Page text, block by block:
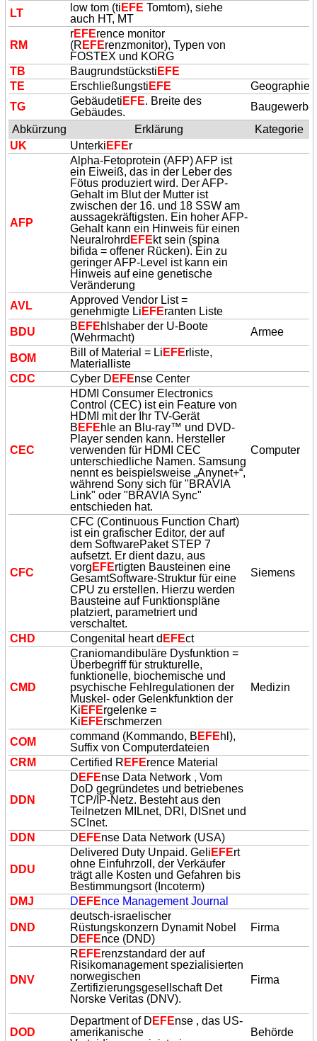
LT
low tom (ti EFE Tomtom), siehe
auch HT, MT
RM
rEFErence monitor
(R EFErenzmonitor), Typen von
FOSTEX und KORG
TB
Baugrundstücksti EFE
TE
Erschließungsti EFE
Geographie
TG
Gebäudeti EFE. Breite des
Gebäudes.
Baugewerbe
Abkürzung
Erklärung
Kategorie
UK
Unterki EFEr
AFP
Alpha-Fetoprotein (AFP) AFP ist
ein Eiweiß, das in der Leber des
Fötus produziert wird. Der AFP-
Gehalt im Blut der Mutter ist
zwischen der 16. und 18 SSW am
aussagekräftigsten. Ein hoher AFP-
Gehalt kann ein Hinweis für einen
Neuralrohrd EFEkt sein (spina
bifida = offener Rücken). Ein zu
geringer AFP-Level ist kann ein
Hinweis auf eine genetische
Veränderung
AVL
Approved Vendor List =
genehmigte Li EFEranten Liste
BDU
B EFEhlshaber der U-Boote
(Wehrmacht)
Armee
BOM Bill of Material = Li EFErliste,
Materialliste
CDC
Cyber D EFEnse Center
CEC
HDMI Consumer Electronics
Control (CEC) ist ein Feature von
HDMI mit der Ihr TV-Gerät
B EFEhle an Blu-ray™ und DVD-
Player senden kann. Hersteller
verwenden für HDMI CEC
unterschiedliche Namen. Samsung
nennt es beispielsweise „Anynet+“,
während Sony sich für "BRAVIA
Link" oder "BRAVIA Sync"
entschieden hat.
Computer
CFC
CFC (Continuous Function Chart)
ist ein grafischer Editor, der auf
dem SoftwarePaket STEP 7
aufsetzt. Er dient dazu, aus
vorg EFErtigten Bausteinen eine
GesamtSoftware-Struktur für eine
CPU zu erstellen. Hierzu werden
Bausteine auf Funktionspläne
platziert, parametriert und
verschaltet.
Siemens
CHD Congenital heart d EFEct
CMD
Craniomandibuläre Dysfunktion =
Überbegriff für strukturelle,
funktionelle, biochemische und
psychische Fehlregulationen der
Muskel- oder Gelenkfunktion der
Ki EFErgelenke =
Ki EFErschmerzen
Medizin
COM command (Kommando, B EFEhl),
Suffix von Computerdateien
CRM
Certified R EFErence Material
DDN
D EFEnse Data Network , Vom
DoD gegründetes und betriebenes
TCP/IP-Netz. Besteht aus den
Teilnetzen MILnet, DRI, DISnet und
SCInet.
DDN
D EFEnse Data Network (USA)
DDU
Delivered Duty Unpaid. Geli EFErt
ohne Einfuhrzoll, der Verkäufer
trägt alle Kosten und Gefahren bis
Bestimmungsort (Incoterm)
DMJ
D EFEnce Management Journal
DND
deutsch-israelischer
Rüstungskonzern Dynamit Nobel
D EFEnce (DND)
Firma
DNV
R EFErenzstandard der auf
Risikomanagement spezialisierten
norwegischen
Zertifizierungsgesellschaft Det
Norske Veritas (DNV).
Firma
DOD
Department of D EFEnse , das US-
amerikanische
Behörde